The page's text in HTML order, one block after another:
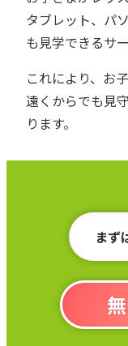
タブレット、パ
も見学できるサ
これにより、お
遠くからでも見
ります。
まず